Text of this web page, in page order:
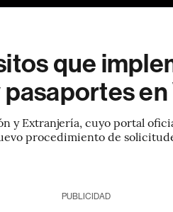
que
en
y Extranjería, cuyo portal
procedimiento de
PUBLICIDAD